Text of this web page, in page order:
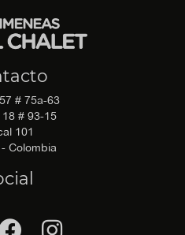
# 75a-63
# 93-15
101
Colombia
Facebook